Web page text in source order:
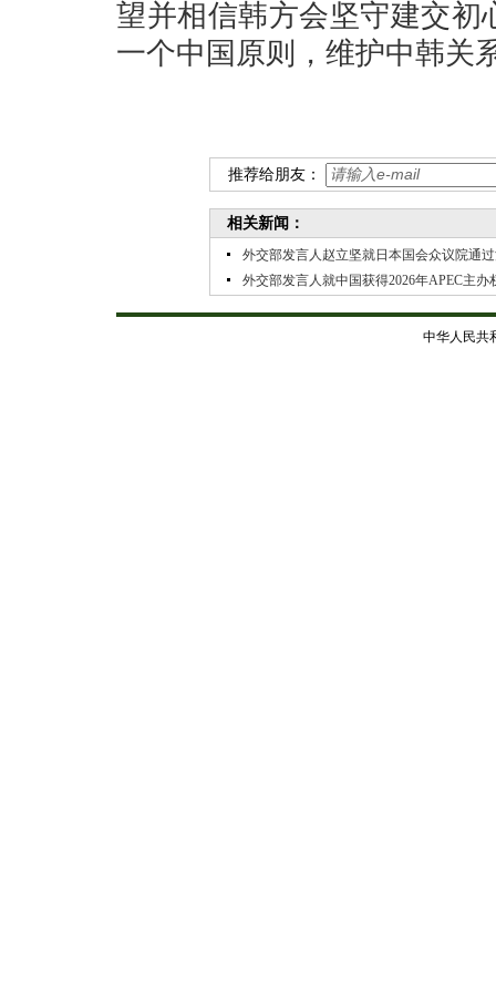
望并相信韩方会坚守建交
一个中国原则，维护中韩关
推荐给朋友：
相关新闻：
外交部发言人赵立坚就日本国会众议院通
外交部发言人就中国获得2026年APEC主办
中华人民共